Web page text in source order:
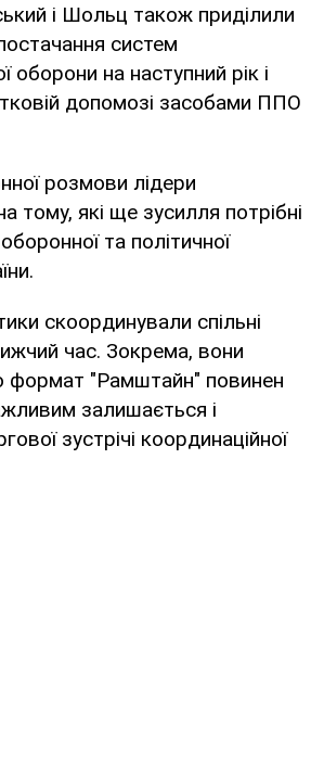
і Шольц також приділили
систем
оборони на наступний рік і
допомозі засобами ППО
розмови лідери
тому, які ще зусилля потрібні
та політичної
скоординували спільні
час. Зокрема, вони
формат "Рамштайн" повинен
залишається і
зустрічі координаційної